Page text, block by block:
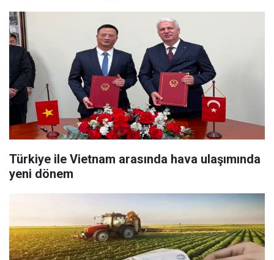
Türkiye ile Vietnam arasında hava ulaşımında
yeni dönem